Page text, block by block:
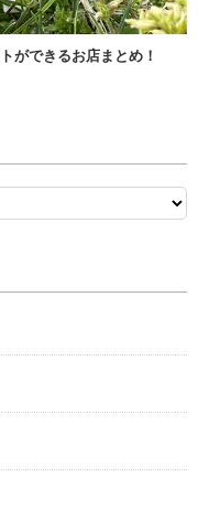
ができるお店まとめ！